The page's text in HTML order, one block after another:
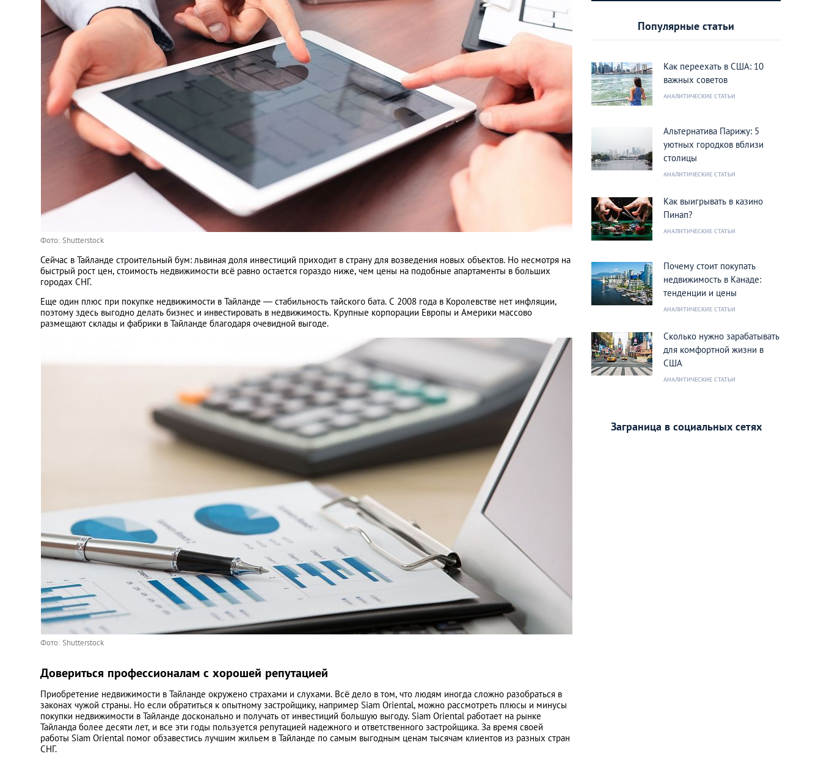
Фото: Shutterstock
Сейчас в Тайланде строительный бум: львиная доля инвестиций приходит в страну для возведения новых объектов. Но несмотря на
быстрый рост цен, стоимость недвижимости всё равно остается гораздо ниже, чем цены на подобные апартаменты в больших
городах СНГ.
Еще один плюс при покупке недвижимости в Тайланде — стабильность тайского бата. С 2008 года в Королевстве нет инфляции,
поэтому здесь выгодно делать бизнес и инвестировать в недвижимость. Крупные корпорации Европы и Америки массово
размещают склады и фабрики в Тайланде благодаря очевидной выгоде.
Фото: Shutterstock
Довериться профессионалам с хорошей репутацией
Приобретение недвижимости в Тайланде окружено страхами и слухами. Всё дело в том, что людям иногда сложно разобраться в
законах чужой страны. Но если обратиться к опытному застройщику, например Siam Oriental, можно рассмотреть плюсы и минусы
покупки недвижимости в Тайланде досконально и получать от инвестиций большую выгоду. Siam Oriental работает на рынке
Тайланда более десяти лет, и все эти годы пользуется репутацией надежного и ответственного застройщика. За время своей
работы Siam Oriental помог обзавестись лучшим жильем в Тайланде по самым выгодным ценам тысячам клиентов из разных стран
СНГ.
Популярные статьи
Как переехать в США: 10
важных советов
АНАЛИТИЧЕСКИЕ СТАТЬИ
Альтернатива Парижу: 5
уютных городков вблизи
столицы
АНАЛИТИЧЕСКИЕ СТАТЬИ
Как выигрывать в казино
Пинап?
АНАЛИТИЧЕСКИЕ СТАТЬИ
Почему стоит покупать
недвижимость в Канаде:
тенденции и цены
АНАЛИТИЧЕСКИЕ СТАТЬИ
Сколько нужно зарабатывать
для комфортной жизни в
США
АНАЛИТИЧЕСКИЕ СТАТЬИ
Заграница в социальных сетях